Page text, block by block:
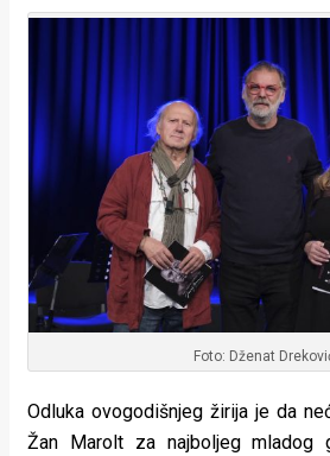
Foto: Dženat
Odluka ovogodišnjeg žirija je da
Žan Marolt za najboljeg mladog